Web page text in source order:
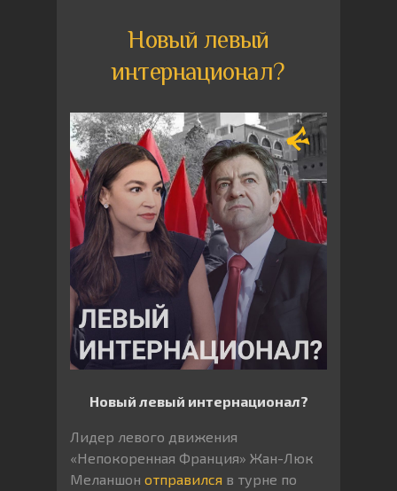
Новый левый
интернационал?
Новый левый интернационал?
Лидер левого движения
«Непокоренная Франция» Жан-Люк
Меланшон отправился в турне по